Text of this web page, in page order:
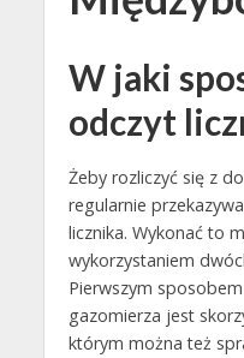
W jaki
odczyt
Żeby rozliczyć się z
regularnie
licznika. Wykonać to
wykorzystaniem
Pierwszym
gazomierza jest
którym można też